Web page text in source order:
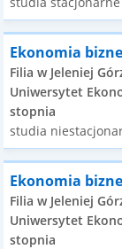
Ekonomia
Filia w Jeleniej
Uniwersytet
stopnia
studia
Ekonomia
Filia w Jeleniej
Uniwersytet
stopnia